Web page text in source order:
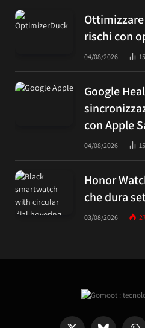
rischi con
04/08/2026 15
Google
con Apple
04/08/2026 15
Honor
che dura
03/08/2026